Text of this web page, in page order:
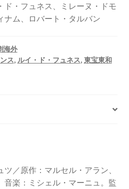
ド・フュネス、ミレーヌ・ドモ
ナム、ロバート・タルバン
海外
ス, ルイ・ド・フュネス, 東宝東和
／原作：マルセル・アラン、
音楽：ミシェル・マーニュ。監